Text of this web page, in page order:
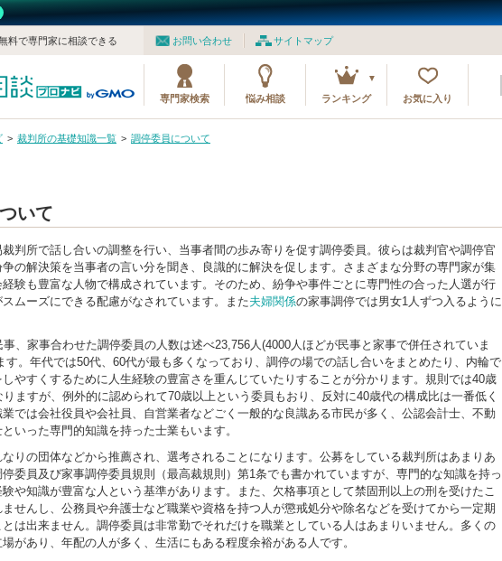
お問い合わせ サイトマップ
料で専門家に相談できる
専門家検索 悩み相談 ランキング お気に入り
裁判所の基礎知識一覧 調停委員について
いて
判所で話し合いの調整を行い、当事者間の歩み寄りを促す調停委員。彼らは裁判官や調停官
争の解決策を当事者の言い分を聞き、良識的に解決を促します。さまざまな分野の専門家が集
経験も豊富な人物で構成されています。そのため、紛争や事件ごとに専門性の合った人選が行
ムーズにできる配慮がなされています。また夫婦関係の家事調停では男女1人ずつ入るように
、家事合わせた調停委員の人数は述べ23,756人(4000人ほどが民事と家事で併任されていま
す。年代では50代、60代が最も多くなっており、調停の場での話し合いをまとめたり、内輪で
やすくするために人生経験の豊富さを重んじていたりすることが分かります。規則では40歳
りますが、例外的に認められて70歳以上という委員もおり、反対に40歳代の構成比は一番低く
では会社役員や会社員、自営業者などごく一般的な良識ある市民が多く、公認会計士、不動
いった専門的知識を持った士業もいます。
りの団体などから推薦され、選考されることになります。公募をしている裁判所はあまりあ
委員及び家事調停委員規則（最高裁規則）第1条でも書かれていますが、専門的な知識を持っ
や知識が豊富な人という基準があります。また、欠格事項として禁固刑以上の刑を受けたこ
せんし、公務員や弁護士など職業や資格を持つ人が懲戒処分や除名などを受けてから一定期
は出来ません。調停委員は非常勤でそれだけを職業としている人はあまりいません。多くの
があり、年配の人が多く、生活にもある程度余裕がある人です。